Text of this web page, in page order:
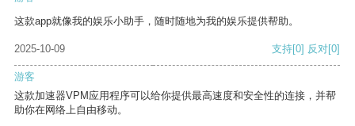
这款app就像我的娱乐小助手，随时随地为我的娱乐提供帮助。
2025-10-09 支持[0] 反对[0]
游客
这款加速器VPM应用程序可以给你提供最高速度和安全性的连接，并帮
助你在网络上自由移动。